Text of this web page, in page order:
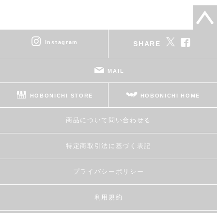
instagram SHARE
MAIL
HOBONICHI STORE HOBONICHI HOME
商品について問い合わせる
特定商取引法に基づく表記
プライバシーポリシー
利用規約